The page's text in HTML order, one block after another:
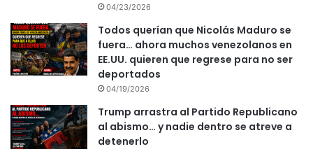
04/23/2026
Todos querían que Nicolás Maduro se
fuera… ahora muchos venezolanos en
EE.UU. quieren que regrese para no ser
deportados
04/19/2026
Trump arrastra al Partido Republicano
al abismo… y nadie dentro se atreve a
detenerlo